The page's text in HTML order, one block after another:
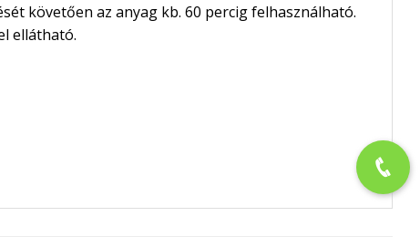
követően az anyag kb. 60 percig felhasználható.
ellátható.